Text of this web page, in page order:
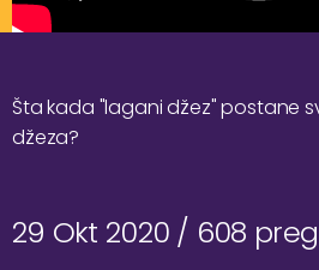
Šta kada "lagani džez" postane
džeza?
29 Okt 2020 / 608